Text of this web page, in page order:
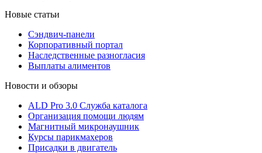
Новые статьи
Сэндвич-панели
Корпоративный портал
Наследственные разногласия
Выплаты алиментов
Новости и обзоры
ALD Pro 3.0 Служба каталога
Организация помощи людям
Магнитный микронаушник
Курсы парикмахеров
Присадки в двигатель